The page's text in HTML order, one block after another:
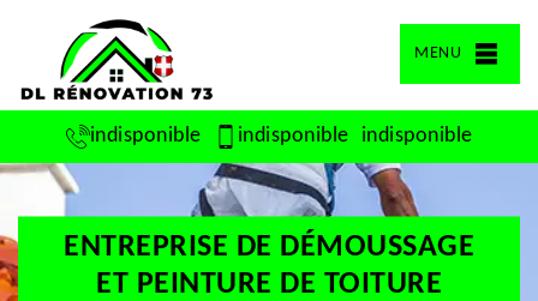
MENU
indisponible indisponible indisponible
ENTREPRISE DE DÉMOUSSAGE
ET PEINTURE DE TOITURE